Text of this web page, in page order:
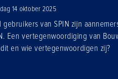
14 oktober 2025
gebruikers van SPIN zijn
Een vertegenwoordiging van
en wie vertegenwoordigen zij?